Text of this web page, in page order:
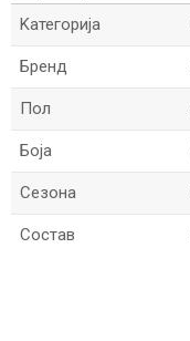
Kатегорија
Бренд
Пол
Боја
Сезона
Состав